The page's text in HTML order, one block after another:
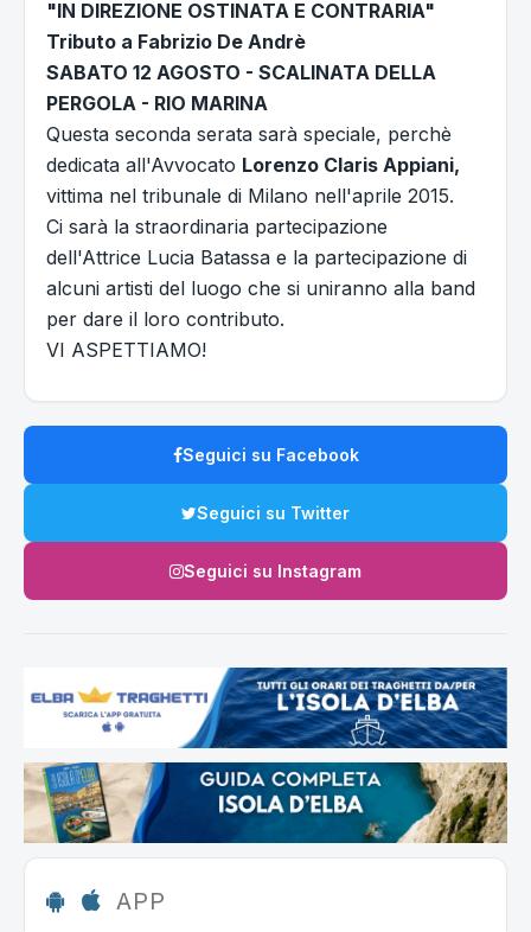
"IN DIREZIONE OSTINATA E CONTRARIA"
Tributo a Fabrizio De Andrè
SABATO 12 AGOSTO - SCALINATA DELLA
PERGOLA - RIO MARINA
Questa seconda serata sarà speciale, perchè
dedicata all'Avvocato Lorenzo Claris Appiani,
vittima nel tribunale di Milano nell'aprile 2015.
Ci sarà la straordinaria partecipazione
dell'Attrice Lucia Batassa e la partecipazione di
alcuni artisti del luogo che si uniranno alla band
per dare il loro contributo.
VI ASPETTIAMO!
Seguici su Facebook
Seguici su Twitter
Seguici su Instagram
APP